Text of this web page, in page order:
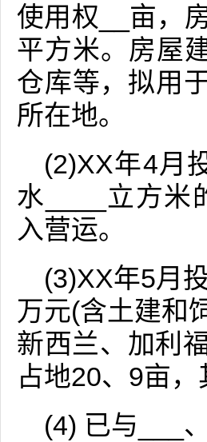
使用权__亩，
平方米。房屋
仓库等，拟用
所在地。
(2)XX年4月
水____立方米
入营运。
(3)XX年5月
万元(含土建和
新西兰、加利
占地20、9亩
(4) 已与___